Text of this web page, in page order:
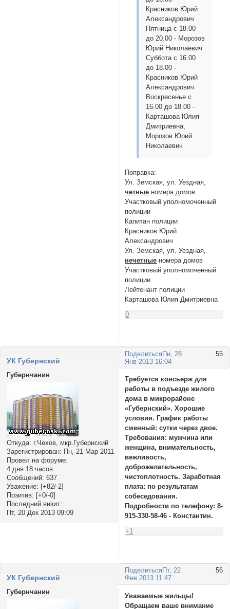
Красников Юрий
Александрович
Пятница с 18.00
до 20.00 - Морозов
Юрий Николаевич
Суббота с 16.00
до 18.00 -
Красников Юрий
Александрович
Воскресенье с
16.00 до 18.00 -
Карташова Юлия
Дмитриевна,
Морозов Юрий
Николаевич
Поправка:
Ул. Земская, ул. Уездная,
четные номера домов
Участковый уполномоченный
полиции
Капитан полиции
Красников Юрий
Александрович
Ул. Земская, ул. Уездная,
нечетные номера домов
Участковый уполномоченный
полиции
Лейтенант полиции
Карташова Юлия Дмитриевна
0
Поделиться 55
Пн, 28
Янв 2013 16:04
УК Губернский
Губернчанин
Откуда: г.Чехов, мкр.Губернский
Зарегистрирован: Пн, 21 Мар 2011
Провел на форуме:
4 дня 18 часов
Сообщений: 637
Уважение: [+82/-2]
Позитив: [+0/-0]
Последний визит:
Пт, 20 Дек 2013 09:09
Требуется консьерж для
работы в подъезде жилого
дома в микрорайоне
«Губернский». Хорошие
условия. График работы
сменный: сутки через двое.
Требования: мужчина или
женщина, внимательность,
вежливость,
доброжелательность,
чистоплотность. Заработная
плата: по результатам
собеседования.
Подробности по телефону: 8-
915-330-58-46 - Константин.
+1
Поделиться 56
Пт, 22
Фев 2013 11:47
УК Губернский
Губернчанин
Уважаемые жильцы!
Обращаем ваше внимание